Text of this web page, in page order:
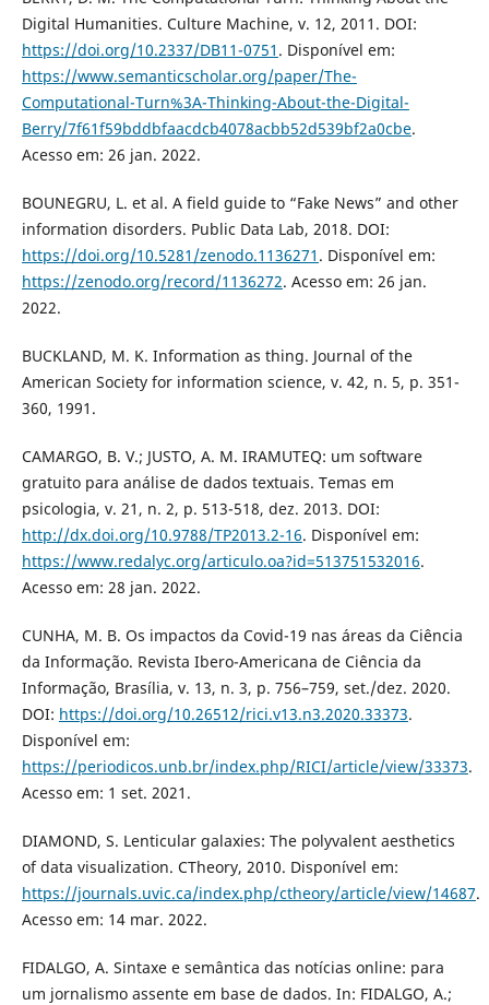
Digital Humanities. Culture Machine, v. 12, 2011. DOI:
https://doi.org/10.2337/DB11-0751 . Disponível em:
https://www.semanticscholar.org/paper/The-
Computational-Turn%3A-Thinking-About-the-Digital-
Berry/7f61f59bddbfaacdcb4078acbb52d539bf2a0cbe.
Acesso em: 26 jan. 2022.
BOUNEGRU, L. et al. A field guide to “Fake News” and other
information disorders. Public Data Lab, 2018. DOI:
https://doi.org/10.5281/zenodo.1136271 . Disponível em:
https://zenodo.org/record/1136272. Acesso em: 26 jan.
2022.
BUCKLAND, M. K. Information as thing. Journal of the
American Society for information science, v. 42, n. 5, p. 351-
360, 1991.
CAMARGO, B. V.; JUSTO, A. M. IRAMUTEQ: um software
gratuito para análise de dados textuais. Temas em
psicologia, v. 21, n. 2, p. 513-518, dez. 2013. DOI:
http://dx.doi.org/10.9788/TP2013.2-16. Disponível em:
https://www.redalyc.org/articulo.oa?id=513751532016.
Acesso em: 28 jan. 2022.
CUNHA, M. B. Os impactos da Covid-19 nas áreas da Ciência
da Informação. Revista Ibero-Americana de Ciência da
Informação, Brasília, v. 13, n. 3, p. 756–759, set./dez. 2020.
DOI: https://doi.org/10.26512/rici.v13.n3.2020.33373.
Disponível em:
https://periodicos.unb.br/index.php/RICI/article/view/33373.
Acesso em: 1 set. 2021.
DIAMOND, S. Lenticular galaxies: The polyvalent aesthetics
of data visualization. CTheory, 2010. Disponível em:
https://journals.uvic.ca/index.php/ctheory/article/view/14687.
Acesso em: 14 mar. 2022.
FIDALGO, A. Sintaxe e semântica das notícias online: para
um jornalismo assente em base de dados. In: FIDALGO, A.;